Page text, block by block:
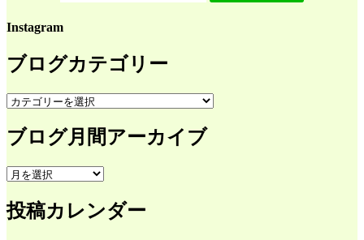
Instagram
ブログカテゴリー
ブ
グ
カ
テ
ゴ
リ
ー
ブログ月間アーカイブ
ブ
グ
月
投稿カレンダー